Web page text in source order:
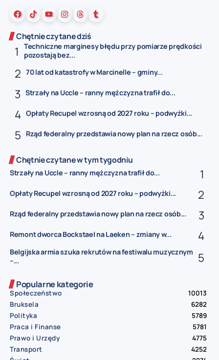
Chętnie czytane dziś
Techniczne marginesy błędu przy pomiarze prędkości
pozostają bez...
70 lat od katastrofy w Marcinelle – gminy...
Strzały na Uccle – ranny mężczyzna trafił do...
Opłaty Recupel wzrosną od 2027 roku – podwyżki...
Rząd federalny przedstawia nowy plan na rzecz osób...
Chętnie czytane w tym tygodniu
Strzały na Uccle – ranny mężczyzna trafił do...
Opłaty Recupel wzrosną od 2027 roku – podwyżki...
Rząd federalny przedstawia nowy plan na rzecz osób...
Remont dworca Bockstael na Laeken – zmiany w...
Belgijska armia szuka rekrutów na festiwalu muzycznym
–...
Popularne kategorie
Społeczeństwo
10013
Bruksela
6282
Polityka
5789
Praca i Finanse
5781
Prawo i Urzędy
4775
Transport
4252